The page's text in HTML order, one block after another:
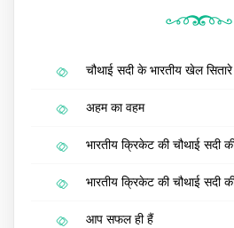
चौथाई सदी के भारतीय खेल सितारे
अहम का वहम
भारतीय क्रिकेट की चौथाई
भारतीय क्रिकेट की चौथाई सदी
आप सफल ही हैं